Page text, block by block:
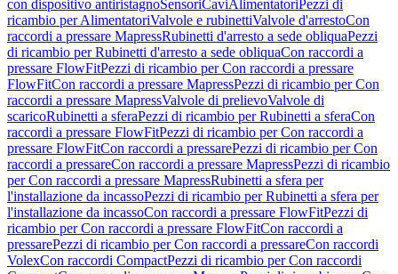
con dispositivo antiristagnoSensoriCaviAlimentatori Pezzi di
ricambio per AlimentatoriValvole e rubinettiValvole d'arrestoCon
raccordi a pressare MapressRubinetti d'arresto a sede obliquaPezzi
di ricambio per Rubinetti d'arresto a sede obliquaCon raccordi a
pressare FlowFitPezzi di ricambio per Con raccordi a pressare
FlowFitCon raccordi a pressare MapressPezzi di ricambio per Con
raccordi a pressare MapressValvole di prelievoValvole di
scaricoRubinetti a sferaPezzi di ricambio per Rubinetti a sferaCon
raccordi a pressare FlowFitPezzi di ricambio per Con raccordi a
pressare FlowFitCon raccordi a pressarePezzi di ricambio per Con
raccordi a pressareCon raccordi a pressare MapressPezzi di ricambio
per Con raccordi a pressare MapressRubinetti a sfera per
l'installazione da incassoPezzi di ricambio per Rubinetti a sfera per
l'installazione da incassoCon raccordi a pressare FlowFitPezzi di
ricambio per Con raccordi a pressare FlowFitCon raccordi a
pressarePezzi di ricambio per Con raccordi a pressareCon raccordi
VolexCon raccordi CompactPezzi di ricambio per Con raccordi